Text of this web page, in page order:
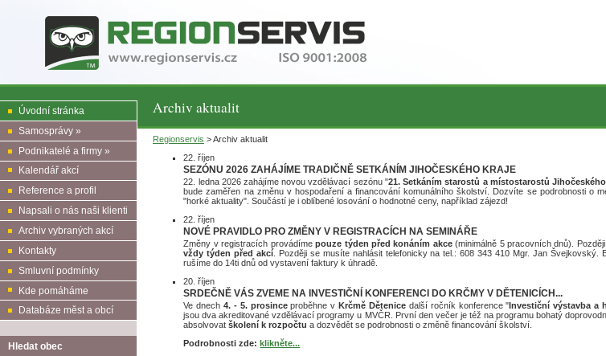
Archiv aktualit
Úvodní stránka
Samosprávy »
Podnikatelé a firmy »
Kalendář akcí
Reference a profil
Napsali o nás naši klienti
Archiv vybraných akcí
Kontakty
Smluvní podmínky
Kde pomáháme
Databáze měst a obcí
Hledat obec
Regionservis > Archiv aktualit
22. říjen
SEZÓNU 2026 ZAHÁJÍME TRADIČNĚ SETKÁNÍM JIHOČESKÉHO KRAJE
22. ledna 2026 zahájíme novou vzdělávací sezónu "21. Setkáním starostů a místostarostů
bude zaměřen na změnu v hospodaření a financování komunálního školství. Dozvíte se podrobnosti o
"horké aktuality". Součástí je i oblíbené losování o hodnotné ceny, například zájezd!
22. říjen
NOVÉ PRAVIDLO PRO ZMĚNY V REGISTRACÍCH NA SEMINÁŘE
Změny v registracích provádímepouze týden před konáním akce(minimálně 5 pracovních dnů).
vždy týden před akcí . Později se musíte nahlásit telefonicky na tel.: 608 343 410 Mgr. Jan
rušíme do 14ti dnů od vystavení faktury k úhradě.
20. říjen
SRDEČNĚ VÁS ZVEME NA INVESTIČNÍ KONFERENCI DO KRČMY V DĚTENICÍCH...
Ve dnech4. - 5. prosinceproběhne vKrčmě Dětenice další ročník konference "Investiční výstavba a
jsou dva akreditované vzdělávací programy u MVČR. První den večer je též na programu bohatý
absolvovatškolení k rozpočtu a dozvědět se podrobnosti o změně financování školství.
Podrobnosti zde: klikněte...